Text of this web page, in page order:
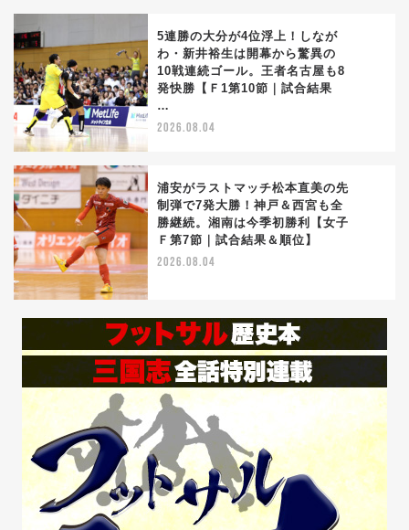
5連勝の大分が4位浮上！しなが
わ・新井裕生は開幕から驚異の
10戦連続ゴール。王者名古屋も8
発快勝【Ｆ1第10節｜試合結果
…
2026.08.04
浦安がラストマッチ松本直美の先
制弾で7発大勝！神戸＆西宮も全
勝継続。湘南は今季初勝利【女子
Ｆ第7節｜試合結果＆順位】
2026.08.04